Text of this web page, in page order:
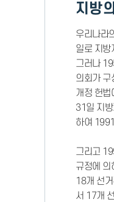
지방
우리나라
일로 지방
그러나
의회가
개정 헌
31일 지
하여
그리고
규정에
18개 선
서 17개